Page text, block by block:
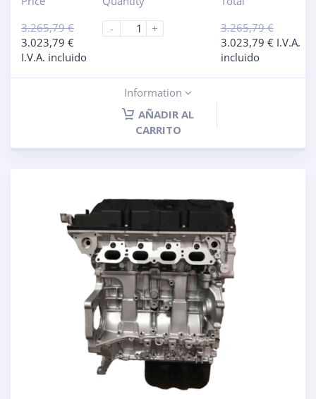
3.265,79€
3.023,79 €
I.V.A. incluido
-
+
3.265,79€
3.023,79 € I.V.A.
incluido
Information
AÑADIR AL
CARRITO